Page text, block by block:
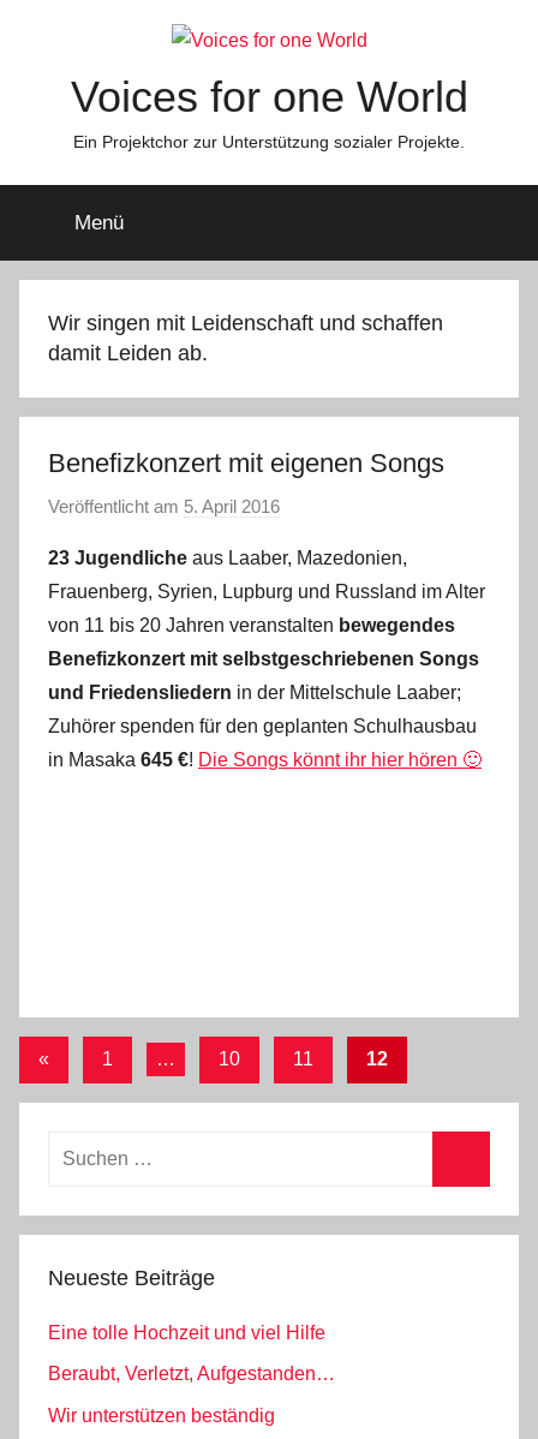
springenVoices for one World
Ein Projektchor zur Unterstützung sozialer Projekte.
Menü
Wir singen mit Leidenschaft und schaffen
damit Leiden ab.
Benefizkonzert mit eigenen Songs
Veröffentlicht am 5. April 2016
n
s
t
e
f
a
n
23 Jugendliche aus Laaber, Mazedonien,
Frauenberg, Syrien, Lupburg und Russland im Alter
von 11 bis 20 Jahren veranstalten bewegendes
Benefizkonzert mit selbstgeschriebenen Songs
und Friedensliedern in der Mittelschule Laaber;
Zuhörer spenden für den geplanten Schulhausbau
in Masaka 645 €! Die Songs könnt ihr hier hören 🙂
Seitennummerierung
der
Beiträge
« Vorherige
1 … 10 11 12
Suchen
Neueste Beiträge
Eine tolle Hochzeit und viel Hilfe
Beraubt, Verletzt, Aufgestanden…
Wir unterstützen beständig